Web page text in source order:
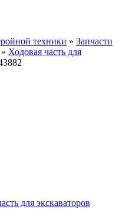
техники » Запчасти
» Ходовая часть для
для экскаваторов